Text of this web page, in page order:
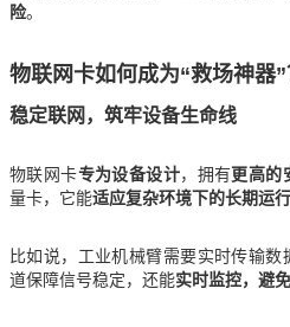
险。
物联网卡如何成为“救场神器”
稳定联网，筑牢设备生命线
物联网卡专为设备设计，拥有更高的
量卡，它能适应复杂环境下的长期运行
比如说，工业机械臂需要实时传输
道保障信号稳定，还能实时监控，避